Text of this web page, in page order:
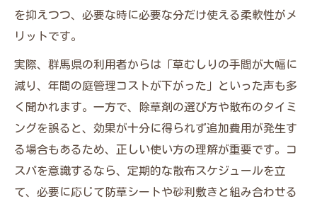
を抑えつつ、必要な時に必要な分だけ使える柔軟性がメ
リットです。
実際、群馬県の利用者からは「草むしりの手間が大幅に
減り、年間の庭管理コストが下がった」といった声も多
く聞かれます。一方で、除草剤の選び方や散布のタイミ
ングを誤ると、効果が十分に得られず追加費用が発生す
る場合もあるため、正しい使い方の理解が重要です。コ
スパを意識するなら、定期的な散布スケジュールを立
て、必要に応じて防草シートや砂利敷きと組み合わせる